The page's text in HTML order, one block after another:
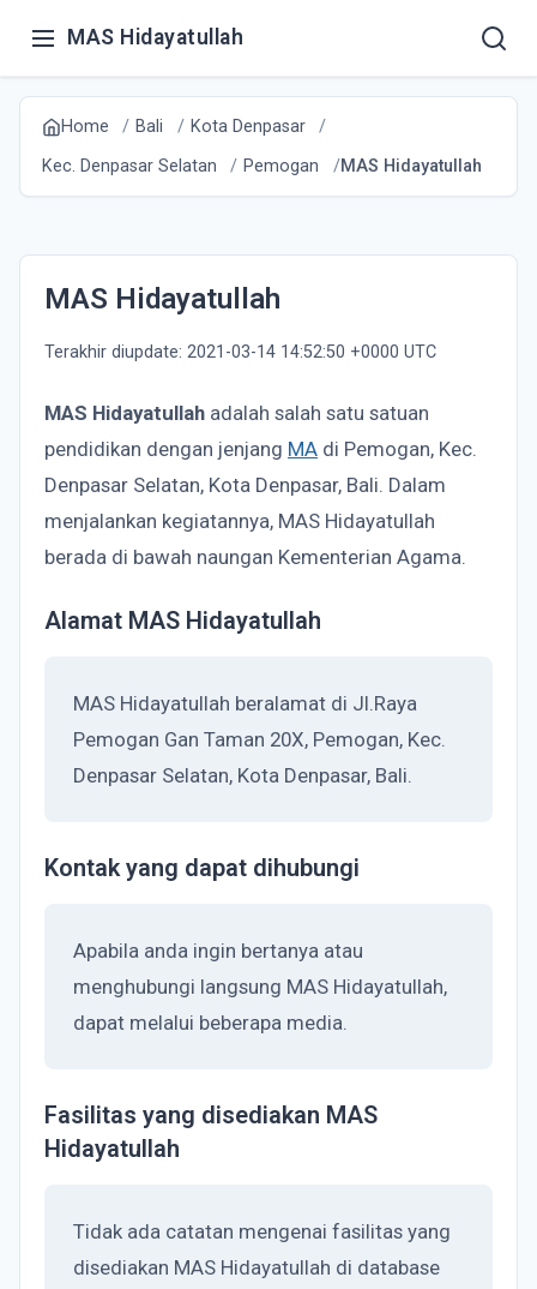
MAS Hidayatullah
Home Bali
Kota Denpasar
Kec. Denpasar Selatan
Pemogan MAS Hidayatullah
MAS Hidayatullah
Terakhir diupdate: 2021-03-14 14:52:50 +0000 UTC
MAS Hidayatullah adalah salah satu satuan
pendidikan dengan jenjang MA di Pemogan, Kec.
Denpasar Selatan, Kota Denpasar, Bali. Dalam
menjalankan kegiatannya, MAS Hidayatullah
berada di bawah naungan Kementerian Agama.
Alamat MAS Hidayatullah
MAS Hidayatullah beralamat di Jl.Raya
Pemogan Gan Taman 20X, Pemogan, Kec.
Denpasar Selatan, Kota Denpasar, Bali.
Kontak yang dapat dihubungi
Apabila anda ingin bertanya atau
menghubungi langsung MAS Hidayatullah,
dapat melalui beberapa media.
Fasilitas yang disediakan MAS
Hidayatullah
Tidak ada catatan mengenai fasilitas yang
disediakan MAS Hidayatullah di database